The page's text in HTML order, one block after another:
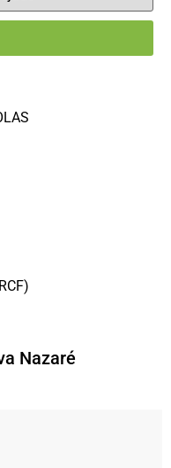
Nazaré